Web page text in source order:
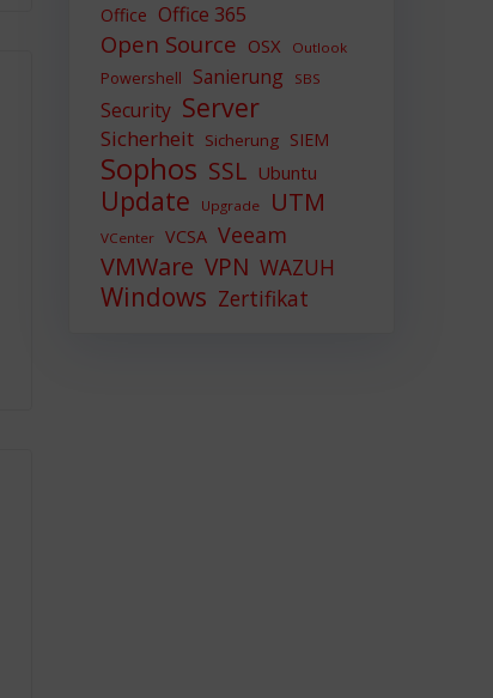
Office Office 365
Open Source OSX Outlook
Powershell Sanierung SBS
Security Server
Sicherheit Sicherung SIEM
Sophos SSL Ubuntu
Update Upgrade UTM
VCenter VCSA Veeam
VMWare VPN WAZUH
Windows Zertifikat